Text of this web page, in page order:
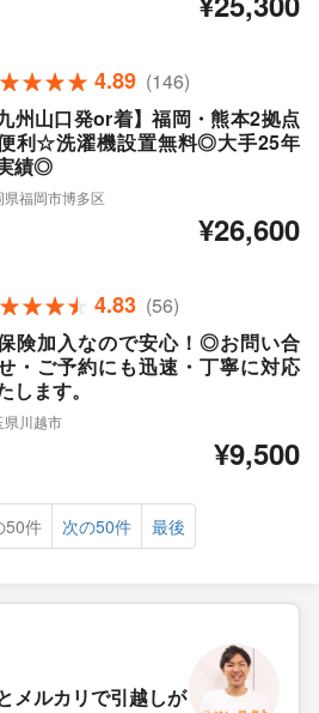
4.89 (146)
九州山口発or着】福岡・熊本2拠点
利☆洗濯機設置無料◎大手25年
績◎
県福岡市博多区
¥26,600
4.83 (56)
険加入なので安心！◎お問い合
・ご予約にも迅速・丁寧に対応
します。
県川越市
¥9,500
50件 次の50件 最後
メルカリで引越しが